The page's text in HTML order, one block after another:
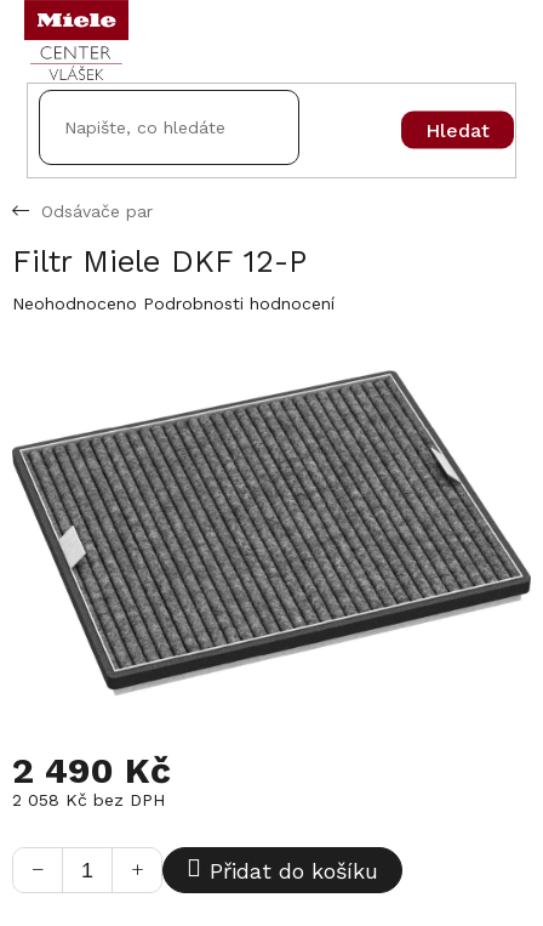
Přejít
obsah
Hledat
Odsávače par
Filtr Miele DKF 12-P
Průměrné
hvězdiček.
Neohodnoceno Podrobnosti hodnocení
2 490 Kč
2 058 Kč bez DPH
cena:
+
− Přidat do košíku